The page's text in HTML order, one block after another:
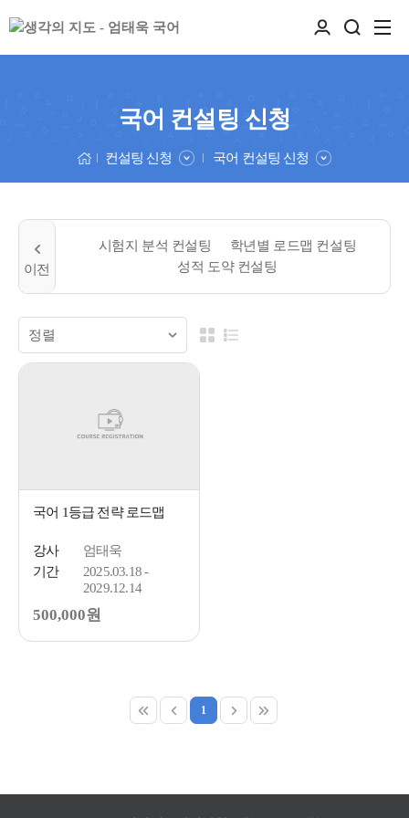
국어 컨설팅 신청
컨설팅 신청 국어 컨설팅 신청
시험지 분석 컨설팅
학년별 로드맵 컨설팅
성적 도약 컨설팅
국어 1등급 전략 로드맵
강사
엄태욱
기간
2025.03.18 -
2029.12.14
500,000원
1